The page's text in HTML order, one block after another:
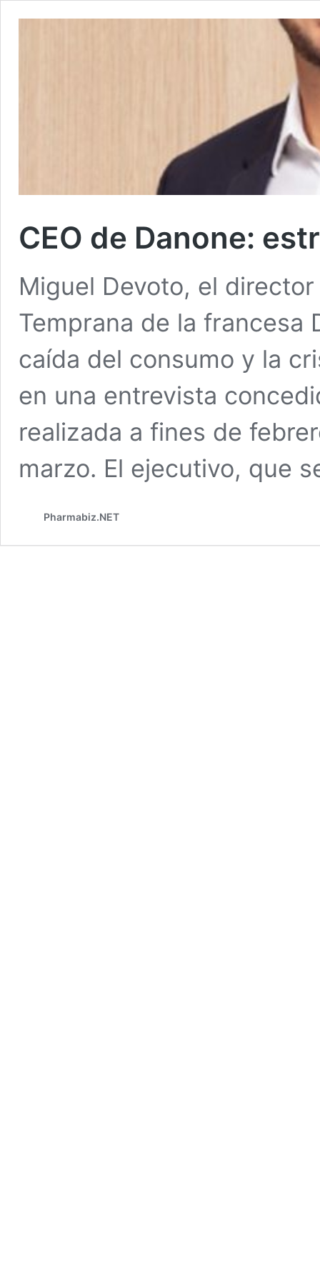
CEO de Danone:
Miguel Devoto, el
Temprana de la francesa
caída del consumo y la
en una entrevista
realizada a fines de
marzo. El ejecutivo, que
Pharmabiz.NET